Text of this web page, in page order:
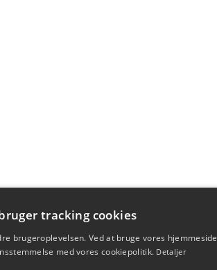
tracking cookies
brugeroplevelsen. Ved at bruge vores hjemmeside
med vores cookiepolitik. Detaljer